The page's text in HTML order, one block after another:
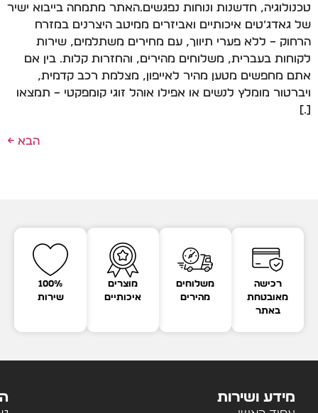
טכנולוגיה, חדשנות ונוחות נפגשים.האתר מתמחה בייבוא ישיר
של גאדג’טים איכותיים ואביזרים ממיטב היצרנים במזרח
הרחוק – ללא פערי תיווך, עם מחירים משתלמים, שירות
לקוחות בעברית, משלוחים מהירים, והחזרות קלות. בין אם
אתם מחפשים מטען מהיר לאייפון, מצלמת רכב קדמית,
ויברטור מומלץ לנשים או אפילו אוהל זוגי קומפקטי – תמצאו
[…]
הבא ←
רכישה
מאובטחת
באתר
משלוחים
מהירים
מוצרים
איכותיים
100%
שירות
מידע ושירות